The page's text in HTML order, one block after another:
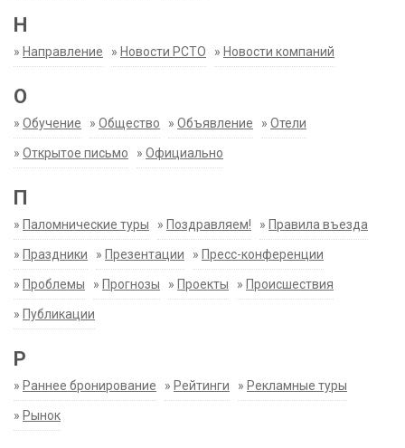
Н
» Направление » Новости РСТО » Новости компаний
О
» Обучение » Общество » Объявление » Отели
» Открытое письмо » Официально
П
» Паломнические туры » Поздравляем! » Правила въезда
» Праздники » Презентации » Пресс-конференции
» Проблемы » Прогнозы » Проекты » Происшествия
» Публикации
Р
» Раннее бронирование » Рейтинги » Рекламные туры
» Рынок